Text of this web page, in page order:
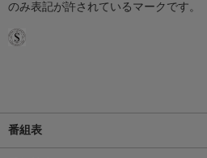
のみ表記が許されているマークです。
番組表